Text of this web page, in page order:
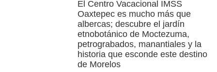
El Centro Vacacional IMSS
Oaxtepec es mucho más que
albercas; descubre el jardín
etnobotánico de Moctezuma,
petrograbados, manantiales y la
historia que esconde este destino
de Morelos